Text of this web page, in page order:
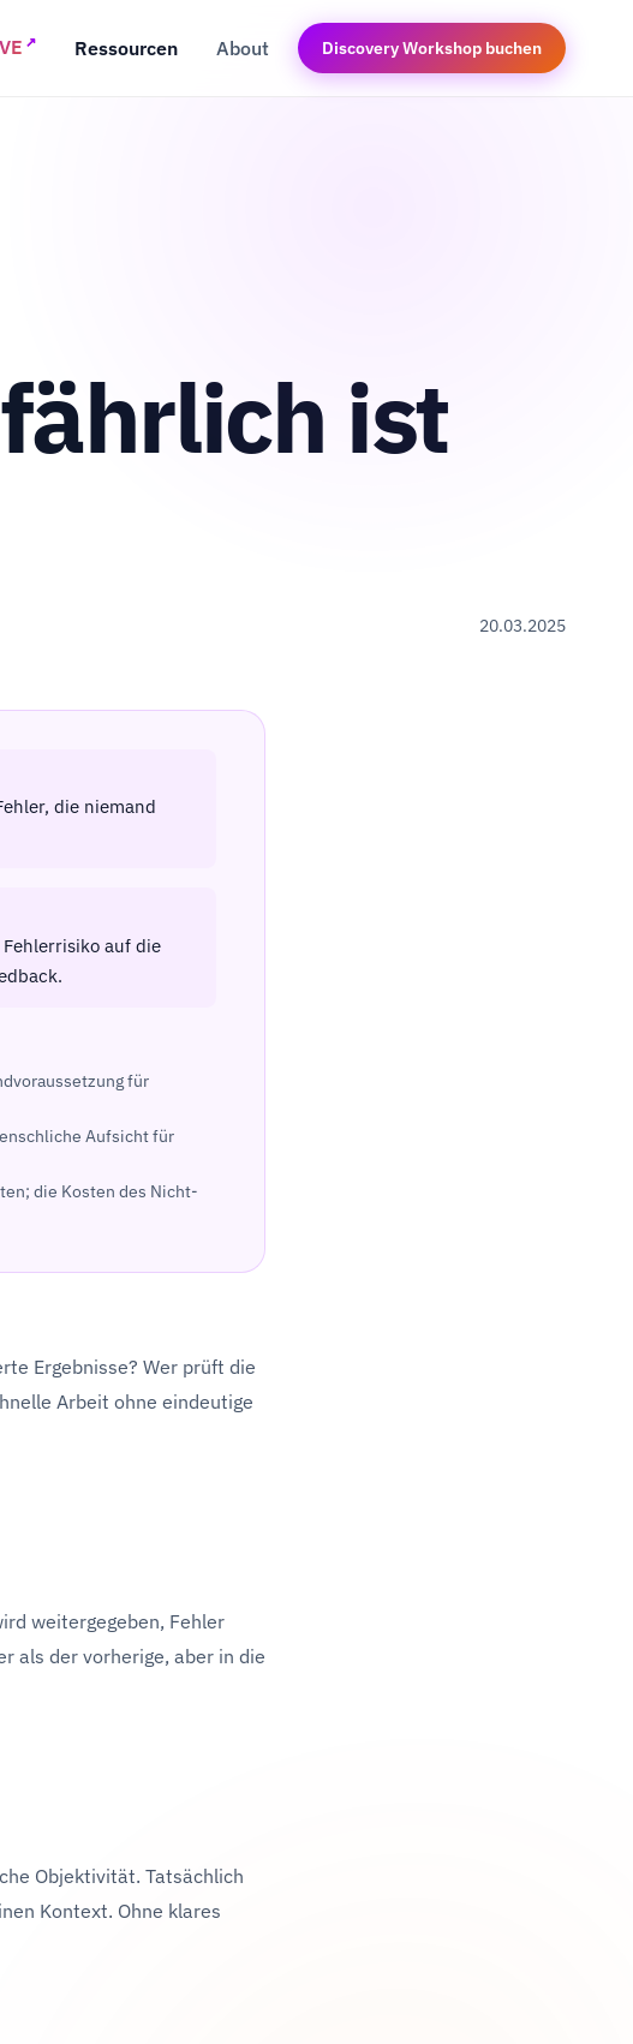
↗ Ressourcen About Discovery Workshop buchen
ist
20.03.2025
die niemand
auf die
für
Aufsicht für
die Kosten des Nicht-
Ergebnisse? Wer prüft die
Arbeit ohne eindeutige
weitergegeben, Fehler
als der vorherige, aber in die
Objektivität. Tatsächlich
Kontext. Ohne klares